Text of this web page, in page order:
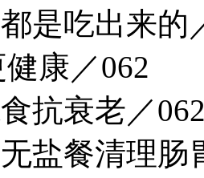
是吃出来的
康／062
抗衰老／
盐餐清理肠